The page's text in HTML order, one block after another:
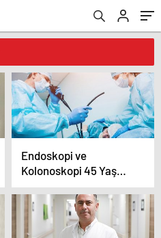
Endoskopi ve
Kolonoskopi 45 Yaş
Üstü Herkes İçin
Hayati Önem
Taşımaktadır